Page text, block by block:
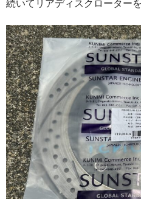
続いてリアディスクローター